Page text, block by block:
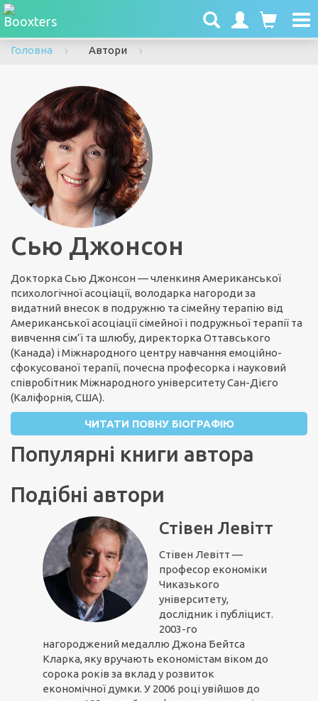
Головна
Автори
Сью Джонсон
Докторка Сью Джонсон — членкиня Американської
психологічної асоціації, володарка нагороди за
видатний внесок в подружню та сімейну терапію від
Американської асоціації сімейної і подружньої терапії та
вивчення сім’ї та шлюбу, директорка Оттавського
(Канада) і Міжнародного центру навчання емоційно-
сфокусованої терапії, почесна професорка і науковий
співробітник Міжнародного університету Сан-Дієго
(Каліфорнія, США).
ЧИТАТИ ПОВНУ БІОГРАФІЮ
Популярні книги автора
Подібні автори
Стівен Левітт
Стівен Левітт —
професор економіки
Чиказького
університету,
дослідник і публіцист.
2003-го
нагороджений медаллю Джона Бейтса
Кларка, яку вручають економістам віком до
сорока років за вклад у розвиток
економічної думки. У 2006 році увійшов до